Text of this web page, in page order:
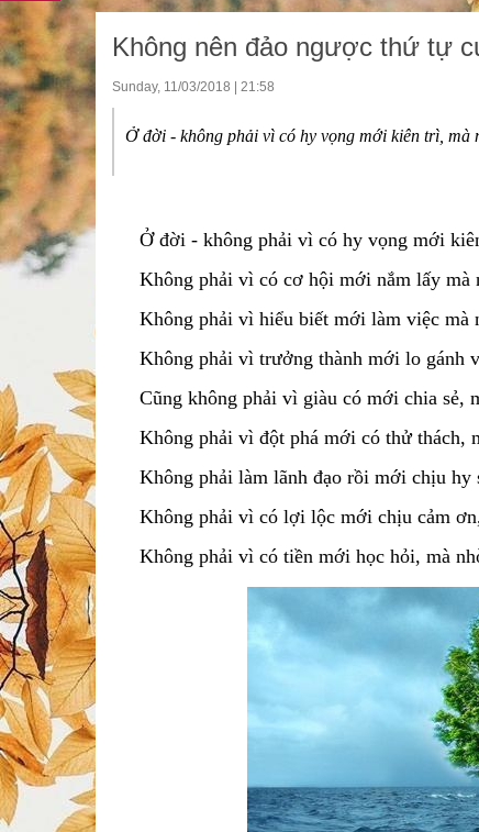
Không nên đảo ngược thứ tự
Sunday, 11/03/2018 | 21:58
Ở đời - không phải vì có hy vọng mới kiên trì, mà
Ở đời - không phải vì có hy vọng mới
Không phải vì có cơ hội mới nắm lấy mà
Không phải vì hiểu biết mới làm việc mà
Không phải vì trưởng thành mới lo gánh
Cũng không phải vì giàu có mới chia sẻ,
Không phải vì đột phá mới có thử thách,
Không phải làm lãnh đạo rồi mới chịu hy
Không phải vì có lợi lộc mới chịu cảm
Không phải vì có tiền mới học hỏi, mà